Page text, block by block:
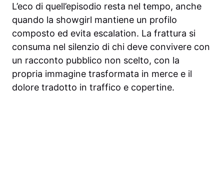
L’eco di quell’episodio resta nel tempo, anche
quando la showgirl mantiene un profilo
composto ed evita escalation. La frattura si
consuma nel silenzio di chi deve convivere con
un racconto pubblico non scelto, con la
propria immagine trasformata in merce e il
dolore tradotto in traffico e copertine.